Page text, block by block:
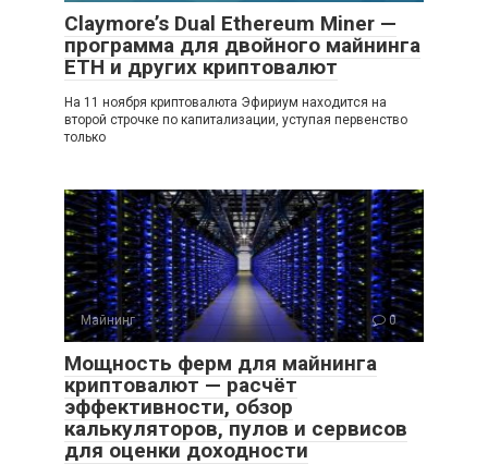
Claymore’s Dual Ethereum Miner —
программа для двойного майнинга
ETH и других криптовалют
На 11 ноября криптовалюта Эфириум находится на
второй строчке по капитализации, уступая первенство
только
Майнинг 0
Мощность ферм для майнинга
криптовалют — расчёт
эффективности, обзор
калькуляторов, пулов и сервисов
для оценки доходности